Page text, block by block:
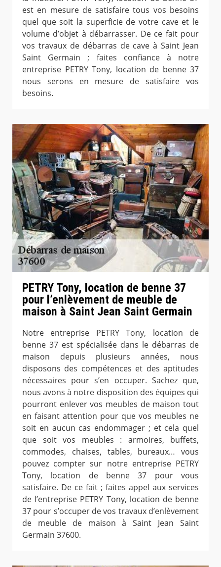
est en mesure de satisfaire tous vos besoins
quel que soit la superficie de votre cave et le
volume d’objet à débarrasser. De ce fait pour
vos travaux de débarras de cave à Saint Jean
Saint Germain ; faites confiance à notre
entreprise PETRY Tony, location de benne 37
nous serons en mesure de satisfaire vos
besoins.
PETRY Tony, location de benne 37
pour l’enlèvement de meuble de
maison à Saint Jean Saint Germain
Notre entreprise PETRY Tony, location de
benne 37 est spécialisée dans le débarras de
maison depuis plusieurs années, nous
disposons des compétences et des aptitudes
nécessaires pour s’en occuper. Sachez que,
nous avons à notre disposition des équipes qui
pourront enlever vos meubles de maison tout
en faisant attention pour que vos meubles ne
soit en aucun cas endommager ; et cela quel
que soit vos meubles : armoires, buffets,
commodes, chaises, tables, bureaux… vous
pouvez compter sur notre entreprise PETRY
Tony, location de benne 37 pour vous
satisfaire. De ce fait ; faites appel aux services
de l’entreprise PETRY Tony, location de benne
37 pour s’occuper de vos travaux d’enlèvement
de meuble de maison à Saint Jean Saint
Germain 37600.